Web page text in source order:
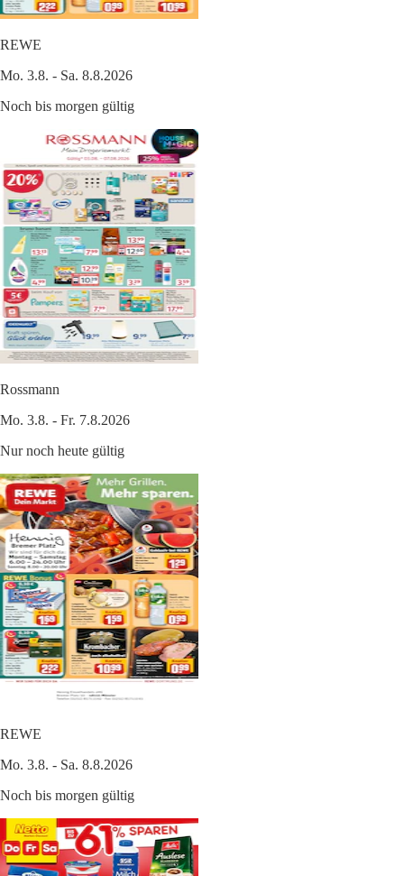
REWE
Mo. 3.8. - Sa. 8.8.2026
Noch bis morgen gültig
Rossmann
Mo. 3.8. - Fr. 7.8.2026
Nur noch heute gültig
REWE
Mo. 3.8. - Sa. 8.8.2026
Noch bis morgen gültig